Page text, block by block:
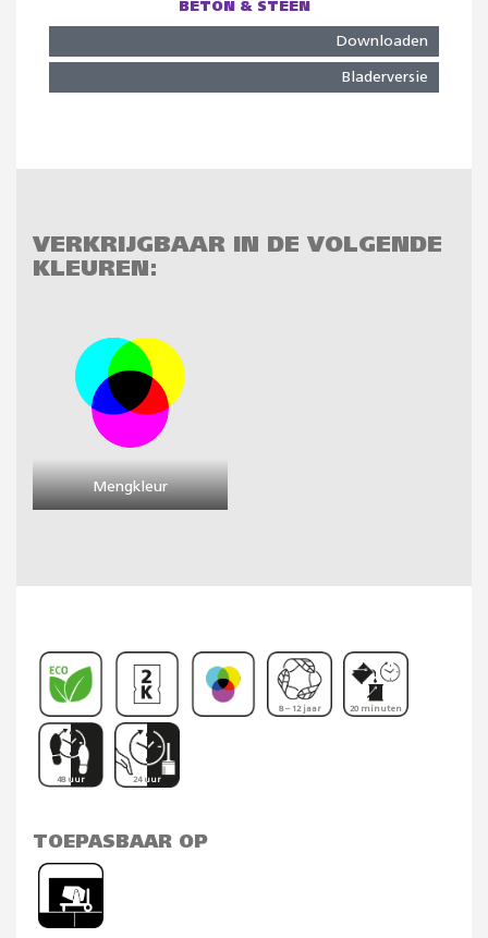
BETON & STEEN
Downloaden
Bladerversie
VERKRIJGBAAR IN DE VOLGENDE
KLEUREN:
Mengkleur
8 – 12 jaar 20 minuten
48 uur 24 uur
TOEPASBAAR OP